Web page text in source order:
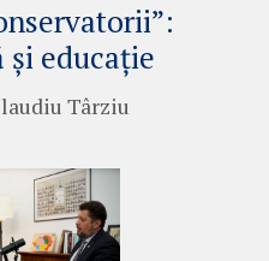
educație
Târziu